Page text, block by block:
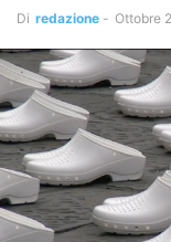
Di redazione - Ottobre